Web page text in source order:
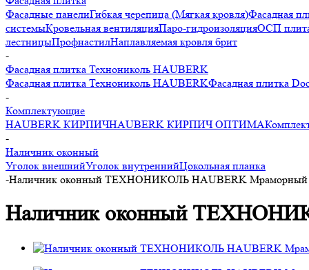
Фасадные панелиГибкая черепица (Мягкая кровля)Фасадная
системыКровельная вентиляцияПаро-гидроизоляцияОСП
лестницыПрофнастилНаплавляемая кровля брит
-
Фасадная плитка Технониколь HAUBERK
Фасадная плитка Технониколь HAUBERKФасадная плитка
-
Комплектующие
HAUBERK КИРПИЧHAUBERK КИРПИЧ ОПТИМА
-
Наличник оконный
Уголок внешнийУголок внутреннийЦокольная планка
-Наличник оконный ТЕХНОНИКОЛЬ HAUBERK Мраморный
Наличник оконный